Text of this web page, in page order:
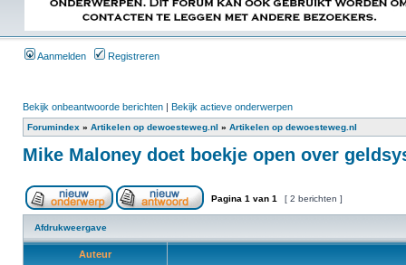
Aanmelden Registreren
Bekijk onbeantwoorde berichten | Bekijk actieve onderwerpen
Forumindex » Artikelen op dewoesteweg.nl » Artikelen op dewoesteweg.nl
Mike Maloney doet boekje open over
Pagina 1 van 1 [ 2 berichten ]
Afdrukweergave
Auteur